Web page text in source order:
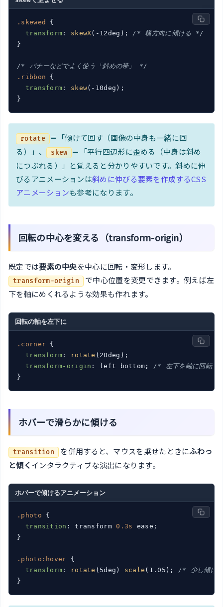
.skewed
{
transform : skewX(-12deg); /* 横方向に傾ける */
}
/* バナーなどでよく使う「斜めの帯」 */
.ribbon {
transform : skew(-10deg);
rotate ＝「傾けて回す（画像の中身も一緒に回
る）」、
skew
＝「平行四辺形に歪める（中身は斜め
につぶれる）」と覚えると分かりやすいです。斜めに伸
びるアニメーションは斜めに伸びる要素を作成するCSS
アニメーションも参考になります。
回転の中心を変える（transform-origin）
既定では要素の中央を中心に回転・変形します。
transform-origin
で中心位置を変更できます。例えば左
下を軸にめくれるような効果も作れます。
回転の軸を左下に
.corner {
transform : rotate (20deg);
transform-origin : left bottom; /* 左下を軸に回転
ホバーで滑らかに傾ける
transition を併用すると、マウスを乗せたときにふわっ
と傾くインタラクティブな演出になります。
ホバーで傾けるアニメーション
.photo {
transition : transform 0.3s ease;
}
.photo :hover {
transform : rotate (5deg) scale (1.05); /* 少し傾け